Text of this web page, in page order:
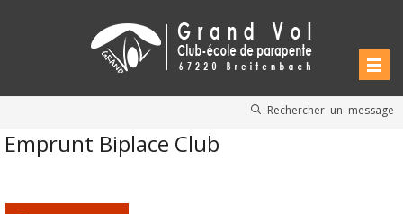
Rechercher un message
Emprunt Biplace Club